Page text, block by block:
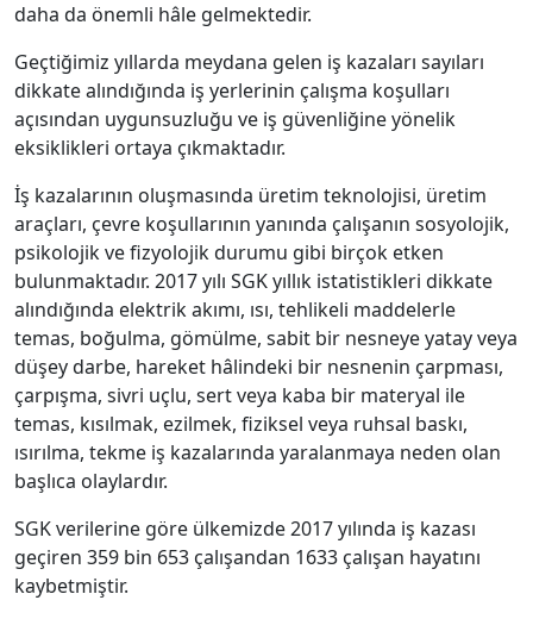
daha da önemli hâle gelmektedir.
Geçtiğimiz yıllarda meydana gelen iş kazaları sayıları
dikkate alındığında iş yerlerinin çalışma koşulları
açısından uygunsuzluğu ve iş güvenliğine yönelik
eksiklikleri ortaya çıkmaktadır.
İş kazalarının oluşmasında üretim teknolojisi, üretim
araçları, çevre koşullarının yanında çalışanın sosyolojik,
psikolojik ve fizyolojik durumu gibi birçok etken
bulunmaktadır. 2017 yılı SGK yıllık istatistikleri dikkate
alındığında elektrik akımı, ısı, tehlikeli maddelerle
temas, boğulma, gömülme, sabit bir nesneye yatay veya
düşey darbe, hareket hâlindeki bir nesnenin çarpması,
çarpışma, sivri uçlu, sert veya kaba bir materyal ile
temas, kısılmak, ezilmek, fiziksel veya ruhsal baskı,
ısırılma, tekme iş kazalarında yaralanmaya neden olan
başlıca olaylardır.
SGK verilerine göre ülkemizde 2017 yılında iş kazası
geçiren 359 bin 653 çalışandan 1633 çalışan hayatını
kaybetmiştir.